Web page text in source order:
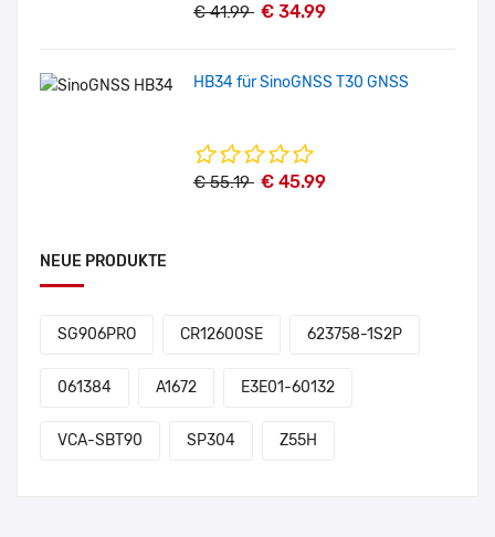
€ 41.99 € 34.99
HB34 für SinoGNSS T30 GNSS
€ 55.19 € 45.99
NEUE PRODUKTE
SG906PRO CR12600SE 623758-1S2P
061384 A1672 E3E01-60132
VCA-SBT90 SP304 Z55H